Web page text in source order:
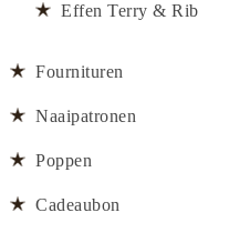
Effen Terry & Rib
Fournituren
Naaipatronen
Poppen
Cadeaubon